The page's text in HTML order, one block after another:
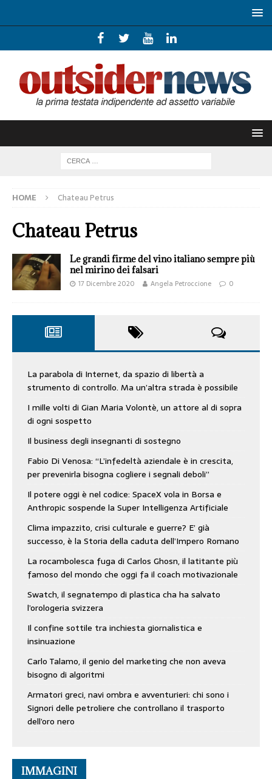
HOME Chateau Petrus
Chateau Petrus
Le grandi firme del vino italiano sempre più
nel mirino dei falsari
17 Dicembre 2020 Angela Petroccione 0
La parabola di Internet, da spazio di libertà a
strumento di controllo. Ma un’altra strada è possibile
I mille volti di Gian Maria Volontè, un attore al di sopra
di ogni sospetto
Il business degli insegnanti di sostegno
Fabio Di Venosa: “L’infedeltà aziendale è in crescita,
per prevenirla bisogna cogliere i segnali deboli”
Il potere oggi è nel codice: SpaceX vola in Borsa e
Anthropic sospende la Super Intelligenza Artificiale
Clima impazzito, crisi culturale e guerre? E’ già
successo, è la Storia della caduta dell’Impero Romano
La rocambolesca fuga di Carlos Ghosn, il latitante più
famoso del mondo che oggi fa il coach motivazionale
Swatch, il segnatempo di plastica cha ha salvato
l’orologeria svizzera
Il confine sottile tra inchiesta giornalistica e
insinuazione
Carlo Talamo, il genio del marketing che non aveva
bisogno di algoritmi
Armatori greci, navi ombra e avventurieri: chi sono i
Signori delle petroliere che controllano il trasporto
dell’oro nero
IMMAGINI